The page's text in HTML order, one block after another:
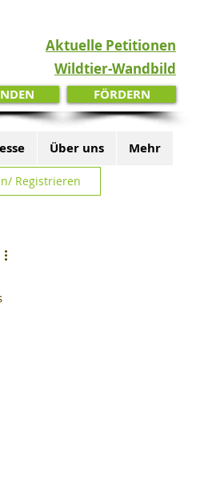
Aktuelle Petitionen
Wildtier-Wandbild
FÖRDERN
Über uns Mehr
Registrieren